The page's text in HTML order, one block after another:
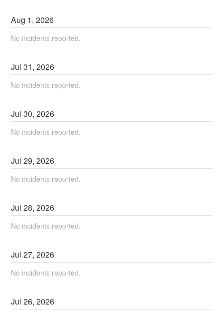
Aug 1,2026
No incidents reported.
Jul31,2026
No incidents reported.
Jul30,2026
No incidents reported.
Jul29,2026
No incidents reported.
Jul28,2026
No incidents reported.
Jul27,2026
No incidents reported.
Jul26,2026